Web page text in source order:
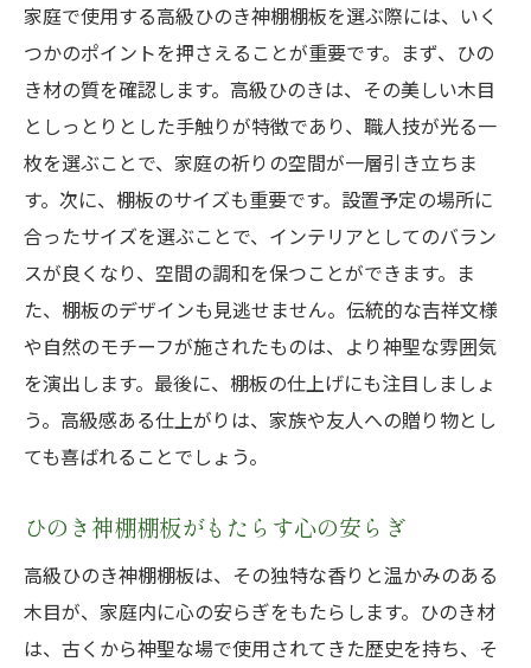
家庭で使用する高級ひのき神棚棚板を選ぶ際には、いく
つかのポイントを押さえることが重要です。まず、ひの
き材の質を確認します。高級ひのきは、その美しい木目
としっとりとした手触りが特徴であり、職人技が光る一
枚を選ぶことで、家庭の祈りの空間が一層引き立ちま
す。次に、棚板のサイズも重要です。設置予定の場所に
合ったサイズを選ぶことで、インテリアとしてのバラン
スが良くなり、空間の調和を保つことができます。ま
た、棚板のデザインも見逃せません。伝統的な吉祥文様
や自然のモチーフが施されたものは、より神聖な雰囲気
を演出します。最後に、棚板の仕上げにも注目しましょ
う。高級感ある仕上がりは、家族や友人への贈り物とし
ても喜ばれることでしょう。
ひのき神棚棚板がもたらす心の安らぎ
高級ひのき神棚棚板は、その独特な香りと温かみのある
木目が、家庭内に心の安らぎをもたらします。ひのき材
は、古くから神聖な場で使用されてきた歴史を持ち、そ